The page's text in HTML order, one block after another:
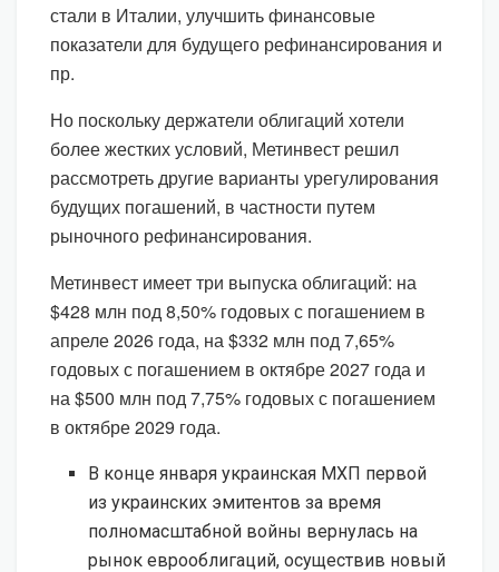
стали в Италии, улучшить финансовые
показатели для будущего рефинансирования и
пр.
Но поскольку держатели облигаций хотели
более жестких условий, Метинвест решил
рассмотреть другие варианты урегулирования
будущих погашений, в частности путем
рыночного рефинансирования.
Метинвест имеет три выпуска облигаций: на
$428 млн под 8,50% годовых с погашением в
апреле 2026 года, на $332 млн под 7,65%
годовых с погашением в октябре 2027 года и
на $500 млн под 7,75% годовых с погашением
в октябре 2029 года.
В конце января украинская МХП первой
из украинских эмитентов за время
полномасштабной войны вернулась на
рынок еврооблигаций, осуществив новый